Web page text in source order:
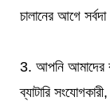
চালানের আগে
3. আপনি আমাদের
ব্যাটারি